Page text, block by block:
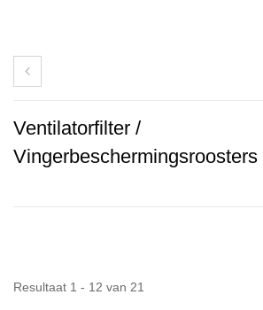
Ventilatorfilter /
Vingerbeschermingsroosters
Resultaat 1 - 12 van 21